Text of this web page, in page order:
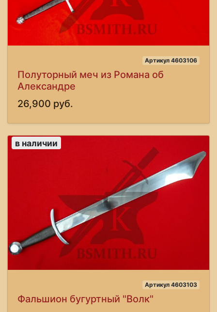
Артикул 4603106
Полуторный меч из Романа об
Александре
26,900 руб.
в наличии
Артикул 4603103
Фальшион бугуртный "Волк"